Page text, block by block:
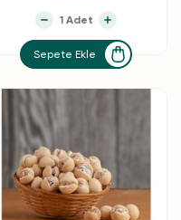
Sepete Ekle